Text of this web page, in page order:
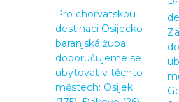
Pro chorvatskou
destinaci Osijecko-
baranjská župa
doporučujeme se
ubytovat v těchto
městech: Osijek